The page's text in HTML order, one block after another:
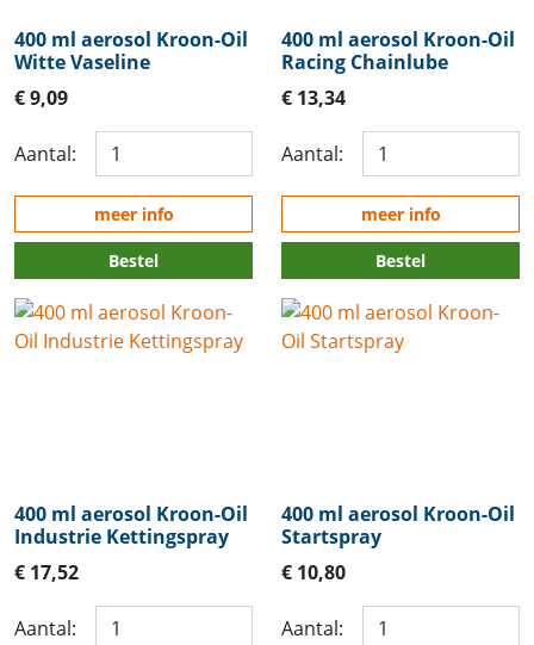
400 ml aerosol Kroon-Oil
Witte Vaseline
€ 9,09
Aantal:
meer info
Bestel
400 ml aerosol Kroon-Oil
Racing Chainlube
€ 13,34
Aantal:
meer info
Bestel
400 ml aerosol Kroon-Oil
Industrie Kettingspray
€ 17,52
Aantal:
400 ml aerosol Kroon-Oil
Startspray
€ 10,80
Aantal: